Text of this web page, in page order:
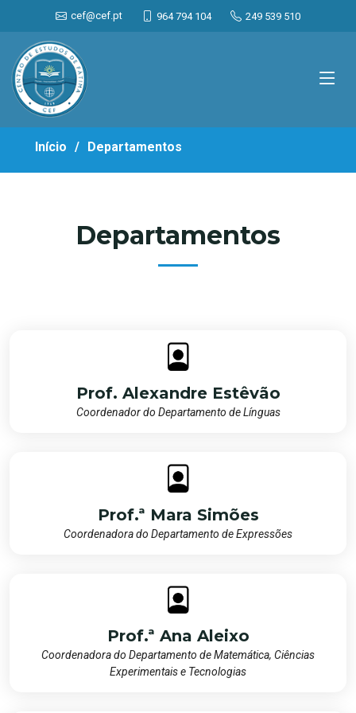
cef@cef.pt 964 794 104 249 539 510
Início Departamentos
Departamentos
Prof. Alexandre Estêvão
Coordenador do Departamento de Línguas
Prof.ª Mara Simões
Coordenadora do Departamento de Expressões
Prof.ª Ana Aleixo
Coordenadora do Departamento de Matemática, Ciências
Experimentais e Tecnologias